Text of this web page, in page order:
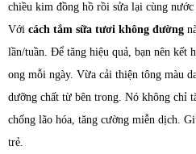
chiều kim đồng hồ rồi sửa lại cùng nước
Với cách tắm sữa tươi không đường
lần/tuần. Để tăng hiệu quả, bạn nên kết
ong mỗi ngày. Vừa cải thiện tông màu
dưỡng chất từ bên trong. Nó không chỉ
chống lão hóa, tăng cường miễn dịch.
trẻ.